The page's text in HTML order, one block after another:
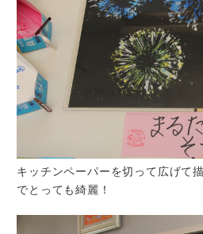
キッチンペーパーを切って広げて
でとっても綺麗！